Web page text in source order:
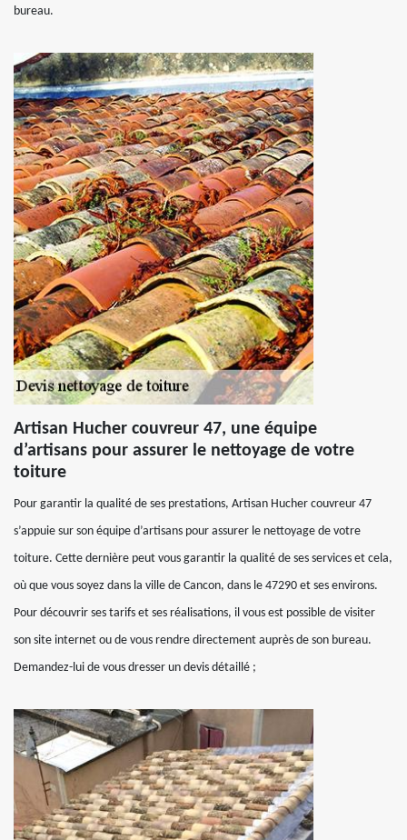
bureau.
Artisan Hucher couvreur 47, une équipe
d’artisans pour assurer le nettoyage de votre
toiture
Pour garantir la qualité de ses prestations, Artisan Hucher couvreur 47
s’appuie sur son équipe d’artisans pour assurer le nettoyage de votre
toiture. Cette dernière peut vous garantir la qualité de ses services et cela,
où que vous soyez dans la ville de Cancon, dans le 47290 et ses environs.
Pour découvrir ses tarifs et ses réalisations, il vous est possible de visiter
son site internet ou de vous rendre directement auprès de son bureau.
Demandez-lui de vous dresser un devis détaillé ;